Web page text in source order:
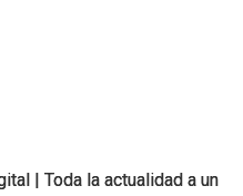
| Toda la actualidad a un
| Toda la actualidad a un